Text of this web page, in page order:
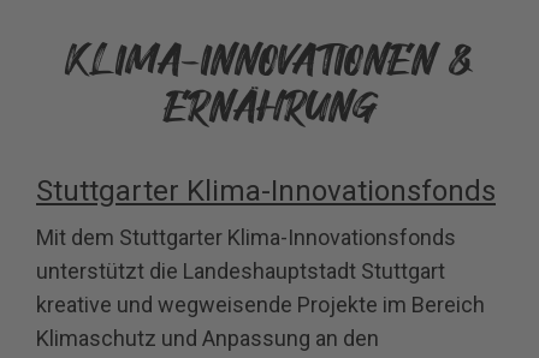
KLIMA-INNOVATIONEN &
ERNÄHRUNG
Stuttgarter Klima-Innovationsfonds
Mit dem Stuttgarter Klima-Innovationsfonds
unterstützt die Landeshauptstadt Stuttgart
kreative und wegweisende Projekte im Bereich
Klimaschutz und Anpassung an den